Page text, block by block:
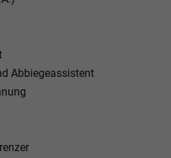
Abbiegeassistent